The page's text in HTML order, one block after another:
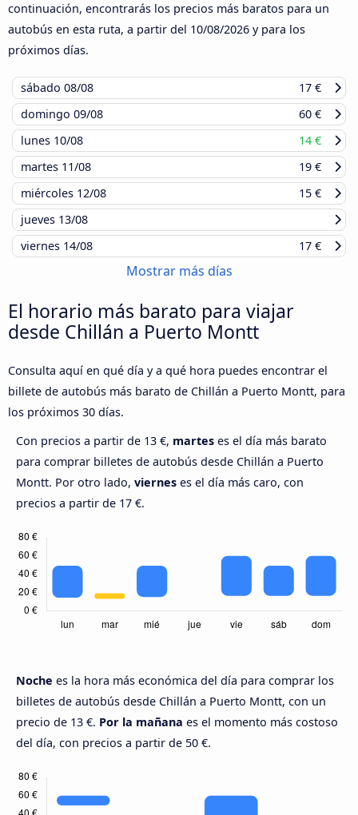
continuación, encontrarás los precios más baratos para un
autobús en esta ruta, a partir del 10/08/2026 y para los
próximos días.
sábado 08/08
17 €
domingo 09/08
60 €
lunes 10/08
14 €
martes 11/08
19 €
miércoles 12/08
15 €
jueves 13/08
viernes 14/08 17 €
Mostrar más días
El horario más barato para viajar
desde Chillán a Puerto Montt
Consulta aquí en qué día y a qué hora puedes encontrar el
billete de autobús más barato de Chillán a Puerto Montt, para
los próximos 30 días.
Con precios a partir de 13 €, martes es el día más barato
para comprar billetes de autobús desde Chillán a Puerto
Montt. Por otro lado, viernes es el día más caro, con
precios a partir de 17 €.
Noche es la hora más económica del día para comprar los
billetes de autobús desde Chillán a Puerto Montt, con un
precio de 13 €. Por la mañana es el momento más costoso
del día, con precios a partir de 50 €.